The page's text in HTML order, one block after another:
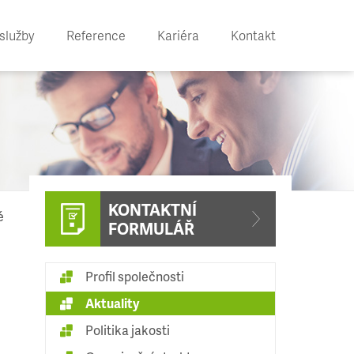
Reference Kariéra Kontakt
KONTAKTNÍ
FORMULÁŘ
Profil společnosti
Aktuality
Politika jakosti